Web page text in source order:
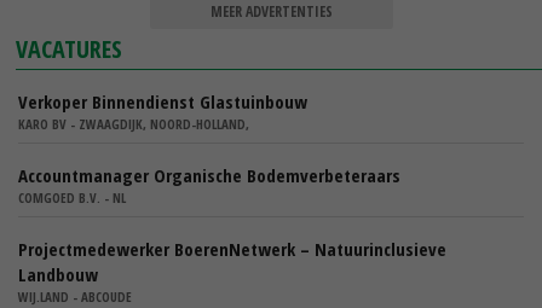
MEER ADVERTENTIES
VACATURES
Verkoper Binnendienst Glastuinbouw
KARO BV - ZWAAGDIJK, NOORD-HOLLAND,
Accountmanager Organische Bodemverbeteraars
COMGOED B.V. - NL
Projectmedewerker BoerenNetwerk – Natuurinclusieve
Landbouw
WIJ.LAND - ABCOUDE